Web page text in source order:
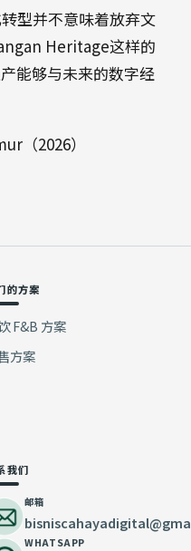
型并不意味着放弃文
Heritage这样的
能够与未来的数字经
（2026）
的方案
F&B 方案
方案
我们
邮箱
WHATSAPP